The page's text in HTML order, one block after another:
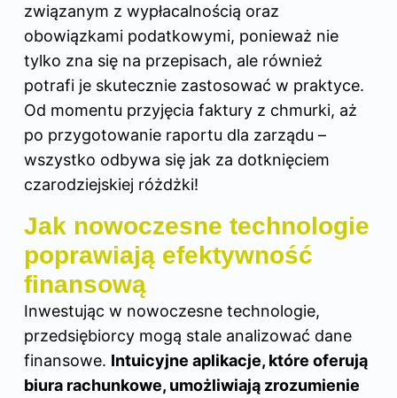
związanym z wypłacalnością oraz
obowiązkami podatkowymi, ponieważ nie
tylko zna się na przepisach, ale również
potrafi je skutecznie zastosować w praktyce.
Od momentu przyjęcia faktury z chmurki, aż
po przygotowanie raportu dla zarządu –
wszystko odbywa się jak za dotknięciem
czarodziejskiej różdżki!
Jak nowoczesne technologie
poprawiają efektywność
finansową
Inwestując w nowoczesne technologie,
przedsiębiorcy mogą stale analizować dane
finansowe. Intuicyjne aplikacje, które oferują
biura rachunkowe, umożliwiają zrozumienie